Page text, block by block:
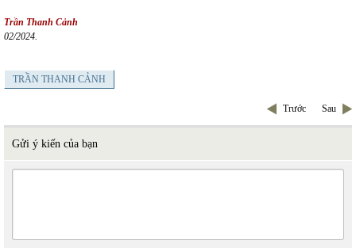
Trần Thanh Cảnh
02/2024.
TRẦN THANH CẢNH
Trước Sau
Gửi ý kiến của bạn